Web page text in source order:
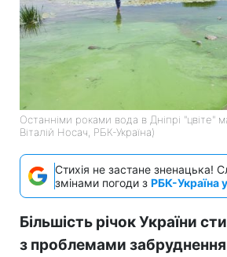
Останніми роками вода в Дніпрі "цвіте"
Віталій Носач, РБК-Україна)
Стихія не застане зненацька!
змінами погоди з РБК-Україна
Більшість річок України
з проблемами забруднення